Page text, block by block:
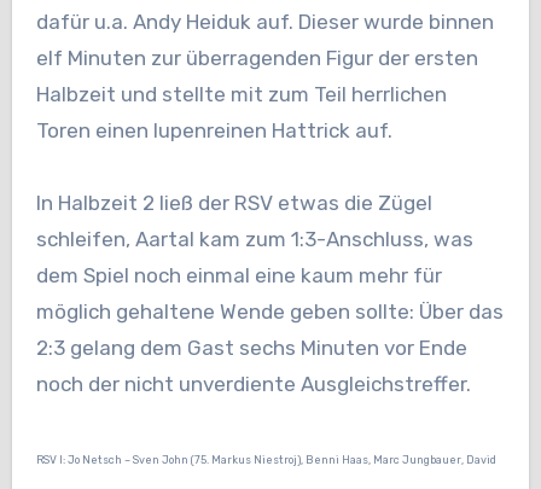
dafür u.a. Andy Heiduk auf. Dieser wurde binnen
elf Minuten zur überragenden Figur der ersten
Halbzeit und stellte mit zum Teil herrlichen
Toren einen lupenreinen Hattrick auf.
In Halbzeit 2 ließ der RSV etwas die Zügel
schleifen, Aartal kam zum 1:3-Anschluss, was
dem Spiel noch einmal eine kaum mehr für
möglich gehaltene Wende geben sollte: Über das
2:3 gelang dem Gast sechs Minuten vor Ende
noch der nicht unverdiente Ausgleichstreffer.
RSV I: Jo Netsch – Sven John (75. Markus Niestroj), Benni Haas, Marc Jungbauer, David